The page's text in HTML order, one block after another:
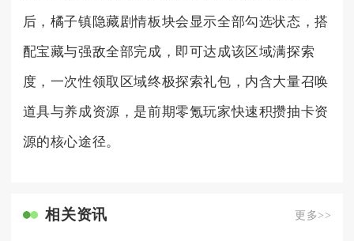
后，橘子镇隐藏剧情板块会显示全部勾选状态，搭
配宝藏与强敌全部完成，即可达成该区域满探索
度，一次性领取区域终极探索礼包，内含大量召唤
道具与养成资源，是前期零氪玩家快速积攒抽卡资
源的核心途径。
相关资讯 更多>>